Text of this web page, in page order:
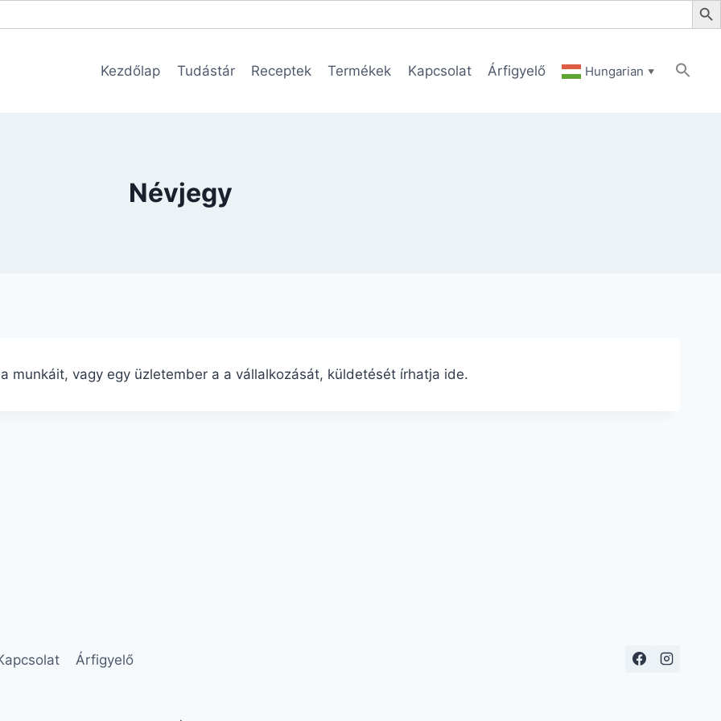
Kezdőlap Tudástár Receptek Termékek Kapcsolat Árfigyelő Hungarian ▼
Névjegy
munkáit, vagy egy üzletember a a vállalkozását, küldetését írhatja ide.
Árfigyelő